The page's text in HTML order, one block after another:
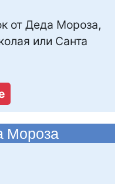
от Деда Мороза,
или Санта
Мороза